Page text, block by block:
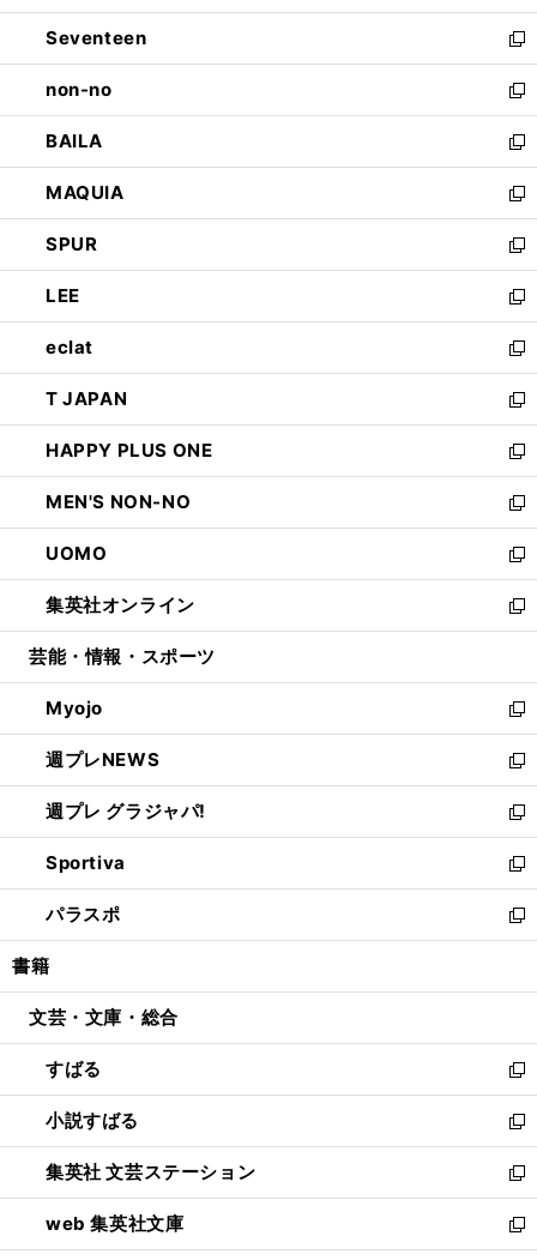
開
く
ウ
で
開
く
ン
ド
ウ
で
開
く
Seventeen
新
し
い
ウ
ィ
ン
ド
ウ
で
開
く
non-no
新
し
い
ウ
ィ
ン
ド
ウ
で
開
く
BAILA
新
し
い
ウ
ィ
ン
ド
ウ
で
開
く
MAQUIA
新
し
い
ウ
ィ
ン
ド
ウ
で
開
く
SPUR
新
し
い
ウ
ィ
ン
ド
ウ
で
開
く
LEE
新
し
い
ウ
ィ
ン
ド
ウ
で
開
く
eclat
新
し
い
ウ
ィ
ン
ド
ウ
で
開
く
T JAPAN
新
し
い
ウ
ィ
ン
ド
ウ
で
開
HAPPY PLUS ONE
新
し
い
ウ
ィ
ン
ド
ウ
開
く
MEN'S NON-NO
新
し
い
ウ
ィ
ン
ウ
で
開
く
UOMO
新
し
い
ウ
ン
ド
ウ
で
開
く
集英社オンライン
新
し
ウ
ィ
ン
ド
ウ
で
開
く
芸能・情報・スポーツ
Myojo
新
し
い
ウ
ィ
ン
ド
ウ
で
開
週プレNEWS
新
し
い
ウ
ィ
ン
ド
ウ
開
週プレ グラジャパ!
新
し
い
ウ
ィ
ン
ウ
開
く
Sportiva
新
し
い
ウ
ン
ウ
で
開
く
パラスポ
新
し
ウ
ン
ド
ウ
で
開
く
書籍
文芸・文庫・総合
すばる
新
し
い
ウ
ィ
ン
ド
ウ
小説すばる
新
し
い
ウ
ィ
ン
集英社 文芸ステーション
新
し
い
ウ
web 集英社文庫
新
し